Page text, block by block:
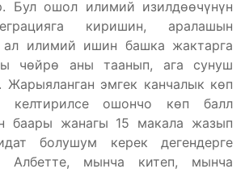
Бул ошол илимий изилдөөчүнүн
киришин, аралашын
ал илимий ишин башка жактарга
чөйрө аны таанып, ага сунуш
эмгек канчалык көп
келтирилсе ошончо көп балл
баары жанагы 15 макала жазып
болушум керек дегендерге
Албетте, мынча китеп, мынча